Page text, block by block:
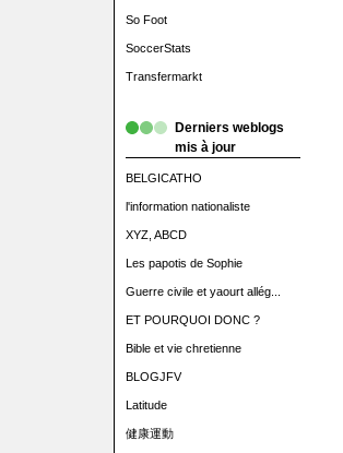
So Foot
SoccerStats
Transfermarkt
Derniers weblogs
mis à jour
BELGICATHO
l'information nationaliste
XYZ, ABCD
Les papotis de Sophie
Guerre civile et yaourt allég...
ET POURQUOI DONC ?
Bible et vie chretienne
BLOGJFV
Latitude
健康運動